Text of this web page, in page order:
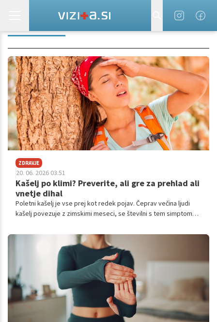
BRONHITIS
ZDRAVJE
20. 06. 2026 03.51
Kašelj po klimi? Preverite, ali gre za prehlad ali
vnetje dihal
Poletni kašelj je vse prej kot redek pojav. Čeprav večina ljudi
kašelj povezuje z zimskimi meseci, se številni s tem simptomom
klimatiziranim prostorom, nenadnim temperaturnim
spremembam ali ob dolgotrajnem bivanju na soncu. Razlika med
običajnim poletnim prehladom in resnejšim vnetjem dihalnih poti
je lahko ključna za pravilno ukrepanje in preprečevanje zapletov.